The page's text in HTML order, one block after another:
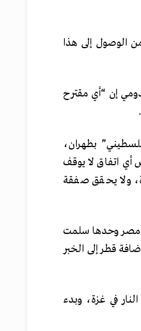
الوصول إلى هذا
إن “أي مقترح
بطهران،
أي اتفاق لا يوقف
ولا يحقق صفقة
مصر وحدها سلمت
قطر إلى الخبر
في غزة، وبدء